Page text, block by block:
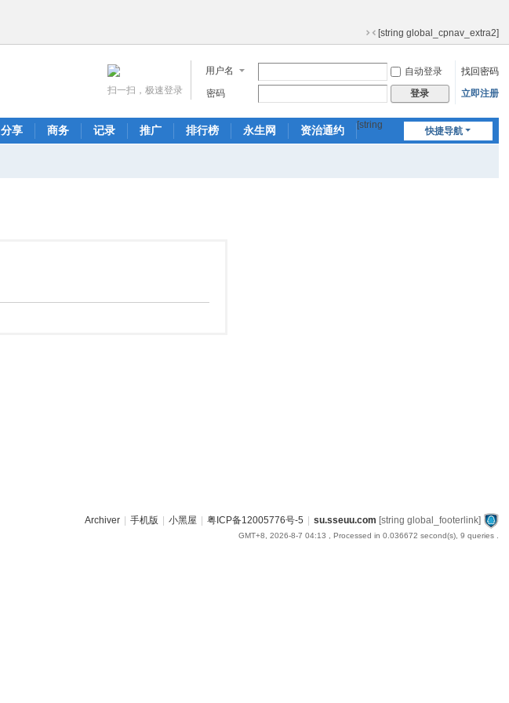
[string global_cpnav_extra2]
切
换
窄
版
用户名 自动登录
找回密码
密码
登录 立即注册
扫一扫，极速登录
快捷导航
分享 商务 记录 推广 排行榜 永生网
资治通约
[string
Archiver 手机版 小黑屋 粤ICP备12005776号-5 su.sseuu.com [string global_footerlink]
GMT+8, 2026-8-7 04:13 , Processed in 0.036672 second(s), 9 queries .